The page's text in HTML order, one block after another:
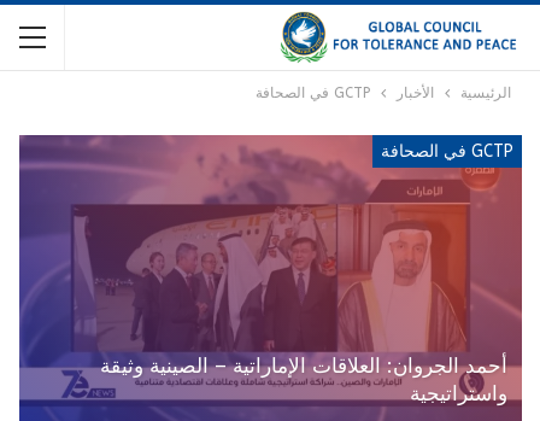
الرئيسية الأخبار GCTP في الصحافة
GCTP في الصحافة
أحمد الجروان: العلاقات الإماراتية – الصينية وثيقة
واستراتيجية